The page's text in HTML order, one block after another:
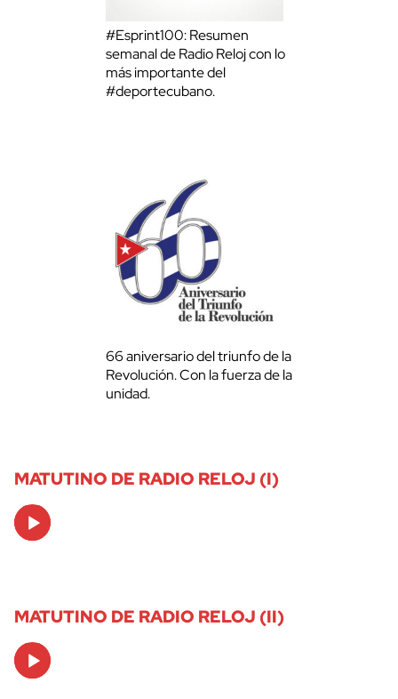
#Esprint100: Resumen
semanal de Radio Reloj con lo
más importante del
#deportecubano.
66 aniversario del triunfo de la
Revolución. Con la fuerza de la
unidad.
MATUTINO DE RADIO RELOJ (I)
Audio
Player
MATUTINO DE RADIO RELOJ (II)
Audio
Player